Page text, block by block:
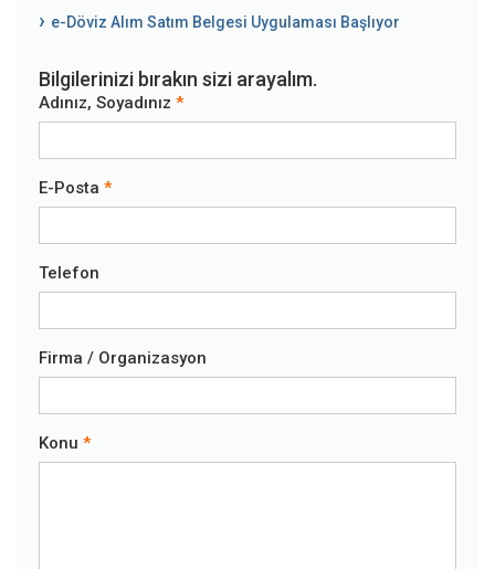
e-Döviz Alım Satım Belgesi Uygulaması Başlıyor
Bilgilerinizi bırakın sizi arayalım.
Adınız, Soyadınız
E-Posta
Telefon
Firma / Organizasyon
Konu